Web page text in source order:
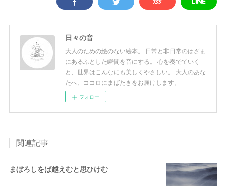
日々の音
大人のための絵のない絵本。 日常と非日常のはざま
にあるふとした瞬間を音にする。 心を奏でていく
と、世界はこんなにも美しくやさしい。 大人のあな
たへ、ココロにまばたきをお届けします。
フォロー
関連記事
まぼろしをば越えむと思ひけむ